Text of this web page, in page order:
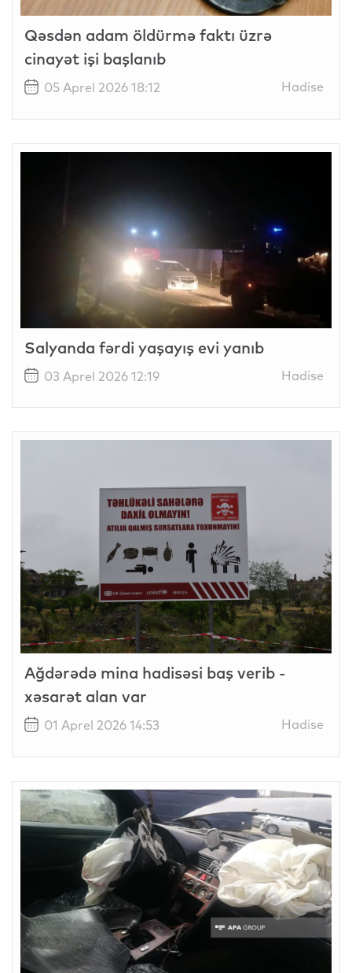
Qəsdən adam öldürmə faktı üzrə
cinayət işi başlanıb
05 Aprel 2026 18:12 Hadise
Salyanda fərdi yaşayış evi yanıb
03 Aprel 2026 12:19 Hadise
Ağdərədə mina hadisəsi baş verib -
xəsarət alan var
01 Aprel 2026 14:53 Hadise